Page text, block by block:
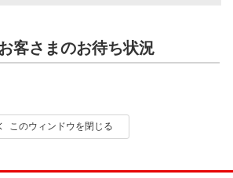
客さまのお待ち状況
このウィンドウを閉じる